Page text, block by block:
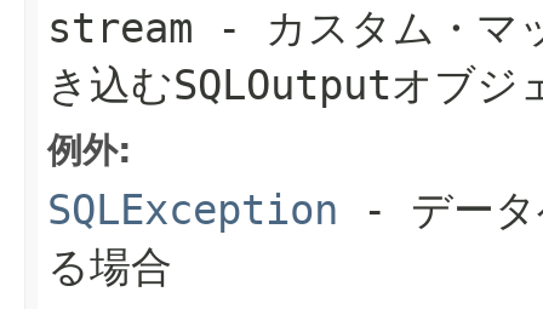
stream - カスタム・マ
き込むSQLOutputオブジ
例外:
SQLException - データ
る場合